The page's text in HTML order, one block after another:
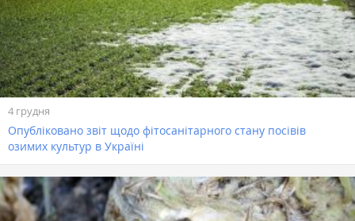
4 грудня
Опубліковано звіт щодо фітосанітарного стану посівів
озимих культур в Україні